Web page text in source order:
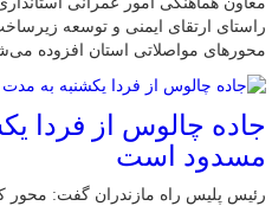
راستای ارتقای ایمنی و توسعه
محورهای مواصلاتی استان افزوده
مسدود است